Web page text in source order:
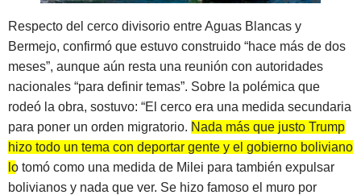
Respecto del cerco divisorio entre Aguas Blancas y
Bermejo, confirmó que estuvo construido “hace más de dos
meses”, aunque aún resta una reunión con autoridades
nacionales “para definir temas”. Sobre la polémica que
rodeó la obra, sostuvo: “El cerco era una medida secundaria
para poner un orden migratorio. Nada más que justo Trump
hizo todo un tema con deportar gente y el gobierno boliviano
lo tomó como una medida de Milei para también expulsar
bolivianos y nada que ver. Se hizo famoso el muro por